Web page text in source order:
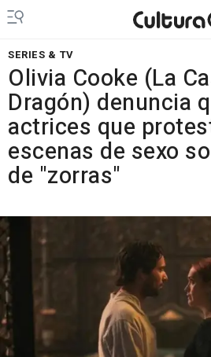
SERIES & TV
Olivia Cooke (La
Dragón) denuncia
actrices que
escenas de sexo
de "zorras"